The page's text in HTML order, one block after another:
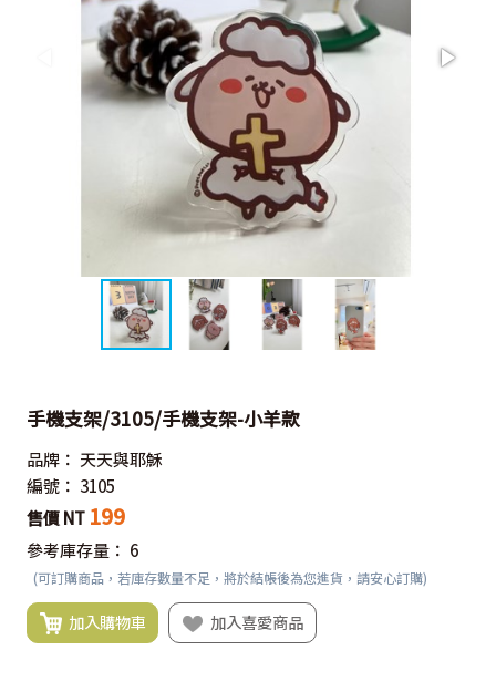
手機支架/3105/手機支架-小羊款
品牌： 天天與耶穌
編號： 3105
售價 NT 199
參考庫存量： 6
(可訂購商品，若庫存數量不足，將於結帳後為您進貨，請安心訂購)
加入購物車 加入喜愛商品